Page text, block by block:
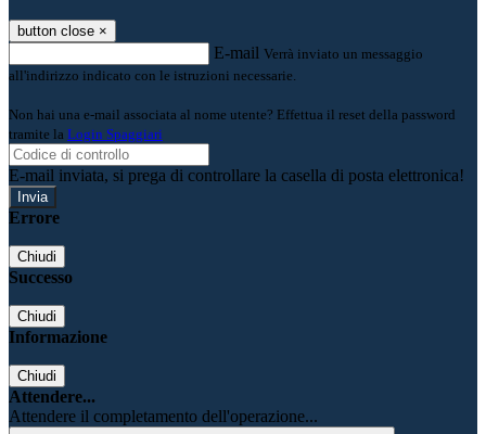
button close ×
E-mail Verrà inviato un messaggio
all'indirizzo indicato con le istruzioni necessarie.
Non hai una e-mail associata al nome utente? Effettua il reset della password
tramite la Login Spaggiari
E-mail inviata, si prega di controllare la casella di posta elettronica!
Errore
Chiudi
Successo
Chiudi
Informazione
Chiudi
Attendere...
Attendere il completamento dell'operazione...